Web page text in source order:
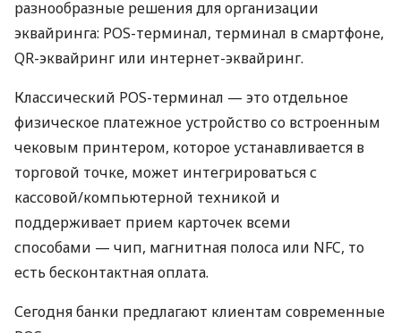
разнообразные решения для организации
эквайринга: POS-терминал, терминал в смартфоне,
QR-эквайринг или интернет-эквайринг.
Классический POS-терминал — это отдельное
физическое платежное устройство со встроенным
чековым принтером, которое устанавливается в
торговой точке, может интегрироваться с
кассовой/компьютерной техникой и
поддерживает прием карточек всеми
способами — чип, магнитная полоса или NFC, то
есть бесконтактная оплата.
Сегодня банки предлагают клиентам современные